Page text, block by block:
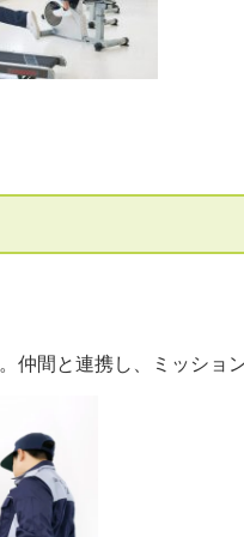
。仲間と連携し、ミッショ